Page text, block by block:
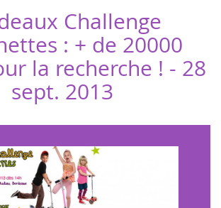
Challenge
: + de 20000
la recherche ! - 28
sept. 2013